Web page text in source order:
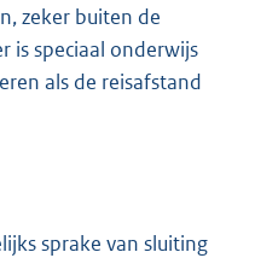
zeker buiten de
is speciaal onderwijs
als de reisafstand
sprake van sluiting